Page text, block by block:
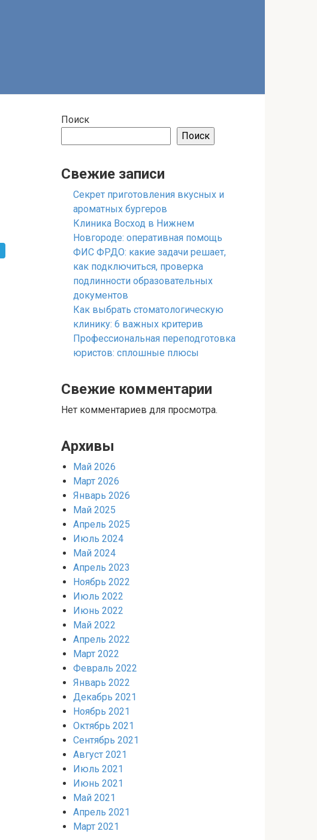
Поиск
Поиск
Свежие записи
Секрет приготовления вкусных и
ароматных бургеров
Клиника Восход в Нижнем
Новгороде: оперативная помощь
ФИС ФРДО: какие задачи решает,
как подключиться, проверка
подлинности образовательных
документов
Как выбрать стоматологическую
клинику: 6 важных критерив
Профессиональная переподготовка
юристов: сплошные плюсы
Свежие комментарии
Нет комментариев для просмотра.
Архивы
Май 2026
Март 2026
Январь 2026
Май 2025
Апрель 2025
Июль 2024
Май 2024
Апрель 2023
Ноябрь 2022
Июль 2022
Июнь 2022
Май 2022
Апрель 2022
Март 2022
Февраль 2022
Январь 2022
Декабрь 2021
Ноябрь 2021
Октябрь 2021
Сентябрь 2021
Август 2021
Июль 2021
Июнь 2021
Май 2021
Апрель 2021
Март 2021